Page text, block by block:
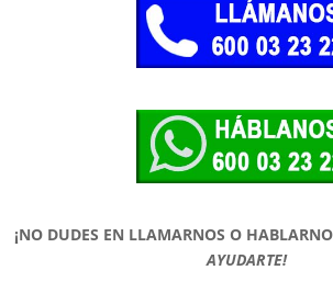
¡NO DUDES EN LLAMARNOS O
AYUDARTE!